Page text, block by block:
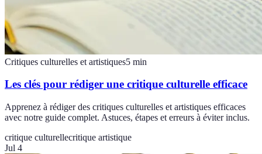
Critiques culturelles et artistiques5 min
Les clés pour rédiger une critique culturelle efficace
Apprenez à rédiger des critiques culturelles et artistiques efficaces
avec notre guide complet. Astuces, étapes et erreurs à éviter inclus.
critique culturellecritique artistique
Jul 4